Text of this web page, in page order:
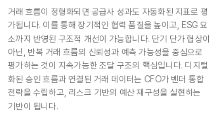
거래 흐름이 정형화되면 공급사 성과도 자동화된 지표로 평
가됩니다. 이를 통해 장기적인 협력 품질을 높이고, ESG 요
소까지 반영된 구조적 개선이 가능합니다. 단기 단가 협상이
아닌, 반복 거래 흐름의 신뢰성과 예측 가능성을 중심으로
평가하는 것이 지속가능한 조달 구조의 핵심입니다. 디지털
화된 승인 흐름과 연결된 거래 데이터는 CFO가 벤더 통합
전략을 수립하고, 리스크 기반의 예산 재구성을 실현하는
기반이 됩니다.